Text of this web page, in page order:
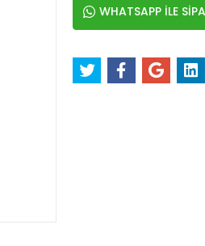
WHATSAPP İLE